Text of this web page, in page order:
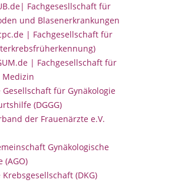
Fachgesesllschaft für
und Blasenerkrankungen
| Fachgesellschaft für
| Fachgesellschaft für
Medizin
Gesellschaft für Gynäkologie
(DGGG)
der Frauenärzte e.V.
Gynäkologische
(AGO)
Krebsgesellschaft (DKG)